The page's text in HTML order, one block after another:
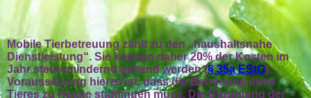
Mobile Tierbetreuung zählt zu den „haushaltsnahe
Dienstleistung“. Sie können daher 20% der Kosten im
Jahr steuermindernd geltend werden (§ 35a EStG).
Voraussetzung hierzu ist, dass die Betreuung ihres
Tieres zu Hause stattfinden muss. Die Bezahlung der